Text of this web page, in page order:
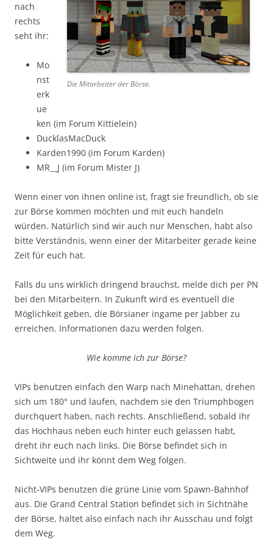
Die Mitarbeiter der Börse.
nach
rechts
seht ihr:
Mo
nst
erk
ue
ken (im Forum Kittielein)
DucklasMacDuck
Karden1990 (im Forum Karden)
MR__J (im Forum Mister J)
Wenn einer von ihnen online ist, fragt sie freundlich, ob sie
zur Börse kommen möchten und mit euch handeln
würden. Natürlich sind wir auch nur Menschen, habt also
bitte Verständnis, wenn einer der Mitarbeiter gerade keine
Zeit für euch hat.
Falls du uns wirklich dringend brauchst, melde dich per PN
bei den Mitarbeitern. In Zukunft wird es eventuell die
Möglichkeit geben, die Börsianer ingame per Jabber zu
erreichen. Informationen dazu werden folgen.
Wie komme ich zur Börse?
VIPs benutzen einfach den Warp nach Minehattan, drehen
sich um 180° und laufen, nachdem sie den Triumphbogen
durchquert haben, nach rechts. Anschließend, sobald ihr
das Hochhaus neben euch hinter euch gelassen habt,
dreht ihr euch nach links. Die Börse befindet sich in
Sichtweite und ihr könnt dem Weg folgen.
Nicht-VIPs benutzen die grüne Linie vom Spawn-Bahnhof
aus. Die Grand Central Station befindet sich in Sichtnähe
der Börse, haltet also einfach nach ihr Ausschau und folgt
dem Weg.